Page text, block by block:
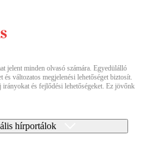
jelent minden olvasó számára. Egyedülálló
és változatos megjelenési lehetőséget biztosít.
irányokat és fejlődési lehetőségeket. Ez jövőnk
hírportálok